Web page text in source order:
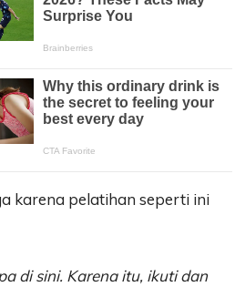
karena pelatihan seperti ini
di sini. Karena itu, ikuti dan